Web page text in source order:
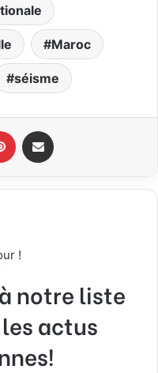
Maroc
séisme
!
notre liste
actus